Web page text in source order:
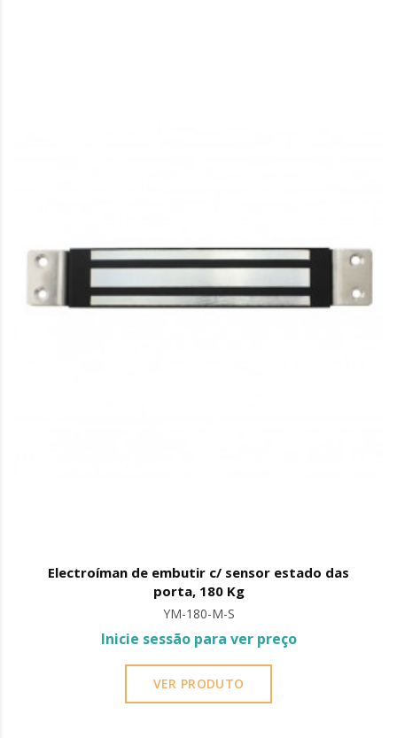
Electroíman de embutir c/ sensor estado das
porta, 180 Kg
YM-180-M-S
Inicie sessão para ver preço
VER PRODUTO